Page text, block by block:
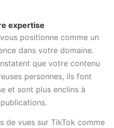
expertise
positionne comme un
dans votre domaine.
que votre contenu
personnes, ils font
et sont plus enclins à
de vues sur TikTok comme